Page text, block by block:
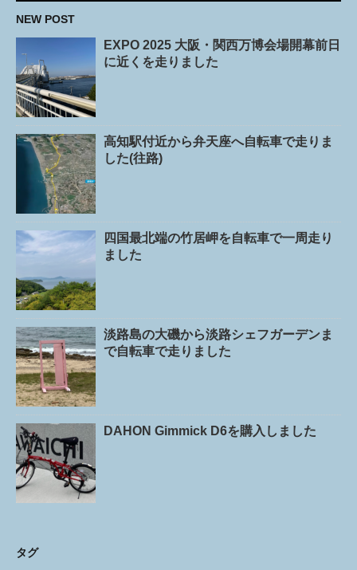
NEW POST
EXPO 2025 大阪・関西万博会場開幕前日
に近くを走りました
高知駅付近から弁天座へ自転車で走りま
した(往路)
四国最北端の竹居岬を自転車で一周走り
ました
淡路島の大磯から淡路シェフガーデンま
で自転車で走りました
DAHON Gimmick D6を購入しました
タグ